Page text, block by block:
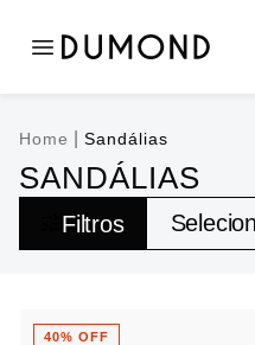
SAPATOS
CATEGORIAS
SALTOS
BOLSAS
SHAPE
Mochilas
Home Sandálias
SANDÁLIAS
Filtros
40% OFF